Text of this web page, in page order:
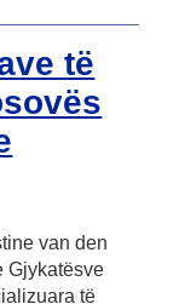
të
van den
Gjykatësve
të